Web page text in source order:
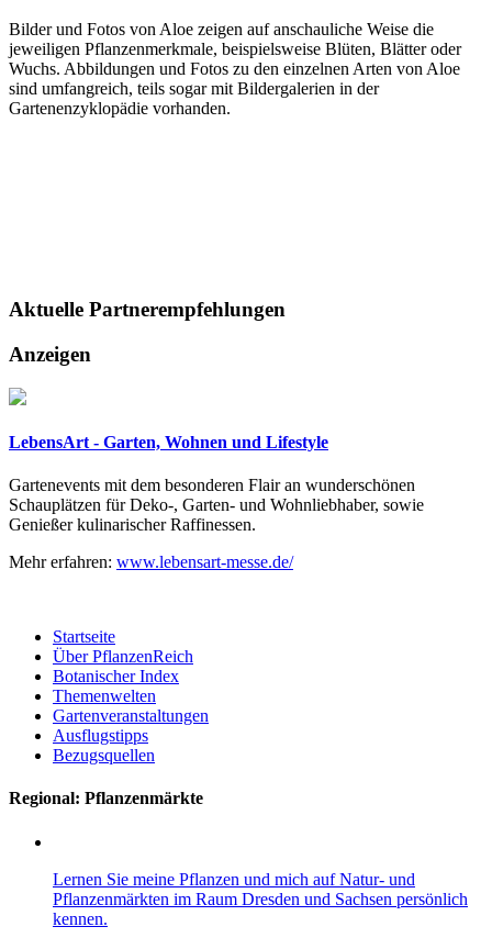
Bilder und Fotos von Aloe zeigen auf anschauliche Weise die
jeweiligen Pflanzenmerkmale, beispielsweise Blüten, Blätter oder
Wuchs. Abbildungen und Fotos zu den einzelnen Arten von Aloe
sind umfangreich, teils sogar mit Bildergalerien in der
Gartenenzyklopädie vorhanden.
Aktuelle Partnerempfehlungen
Anzeigen
LebensArt - Garten, Wohnen und Lifestyle
Gartenevents mit dem besonderen Flair an wunderschönen
Schauplätzen für Deko-, Garten- und Wohnliebhaber, sowie
Genießer kulinarischer Raffinessen.
Mehr erfahren: www.lebensart-messe.de/
Startseite
Über PflanzenReich
Botanischer Index
Themenwelten
Gartenveranstaltungen
Ausflugstipps
Bezugsquellen
Regional: Pflanzenmärkte
Lernen Sie meine Pflanzen und mich auf Natur- und
Pflanzenmärkten im Raum Dresden und Sachsen persönlich
kennen.